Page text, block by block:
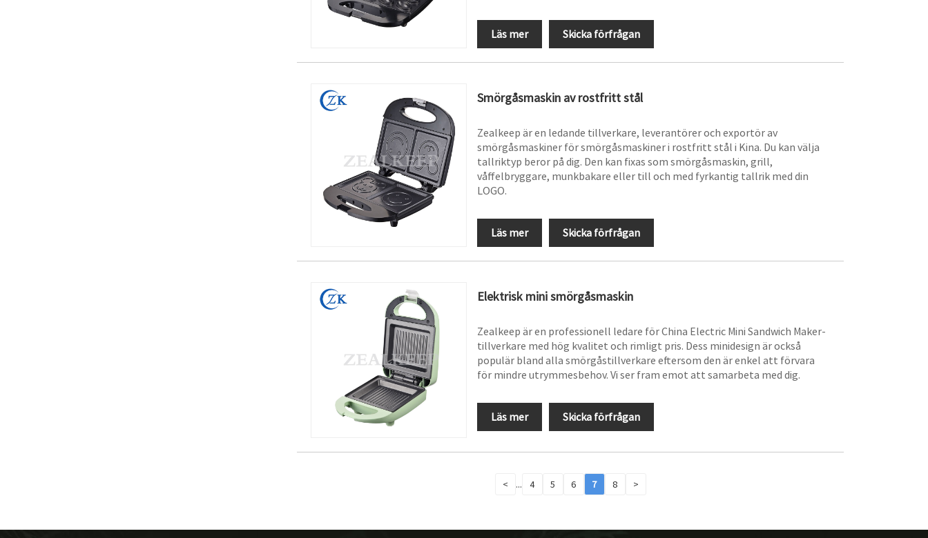
Läs mer Skicka förfrågan
Smörgåsmaskin av rostfritt stål
Zealkeep är en ledande tillverkare, leverantörer och exportör av
smörgåsmaskiner för smörgåsmaskiner i rostfritt stål i Kina. Du kan välja
tallriktyp beror på dig. Den kan fixas som smörgåsmaskin, grill,
våffelbryggare, munkbakare eller till och med fyrkantig tallrik med din
LOGO.
Läs mer Skicka förfrågan
Elektrisk mini smörgåsmaskin
Zealkeep är en professionell ledare för China Electric Mini Sandwich Maker-
tillverkare med hög kvalitet och rimligt pris. Dess minidesign är också
populär bland alla smörgåstillverkare eftersom den är enkel att förvara
för mindre utrymmesbehov. Vi ser fram emot att samarbeta med dig.
Läs mer Skicka förfrågan
< ... 4 5 6 7 8 >